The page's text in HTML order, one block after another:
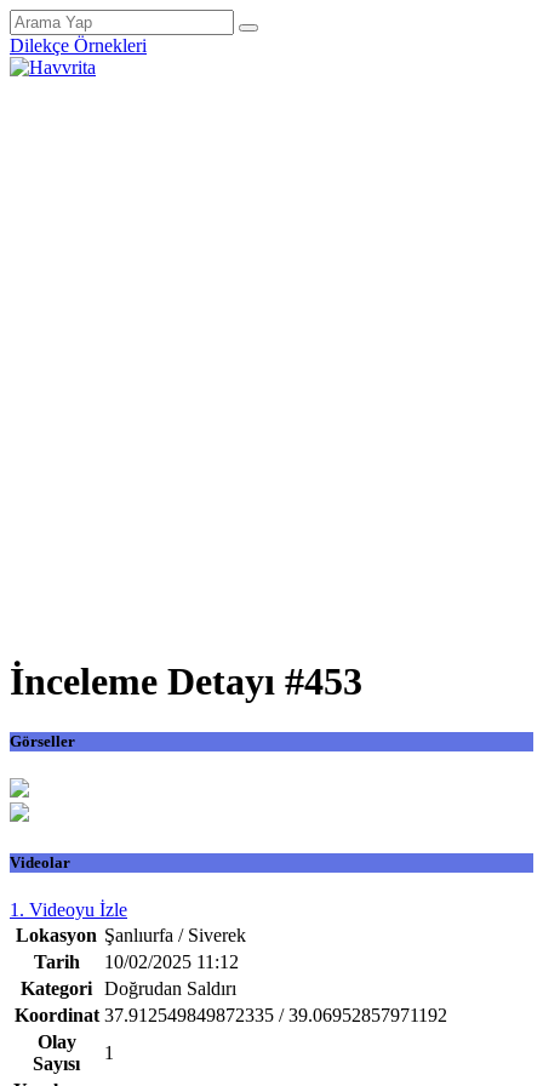
Dilekçe Örnekleri
İnceleme Detayı #453
Görseller
Videolar
1. Videoyu İzle
Lokasyon Şanlıurfa / Siverek
Tarih
10/02/2025 11:12
Kategori Doğrudan Saldırı
Koordinat 37.912549849872335 / 39.06952857971192
Olay
Sayısı
1